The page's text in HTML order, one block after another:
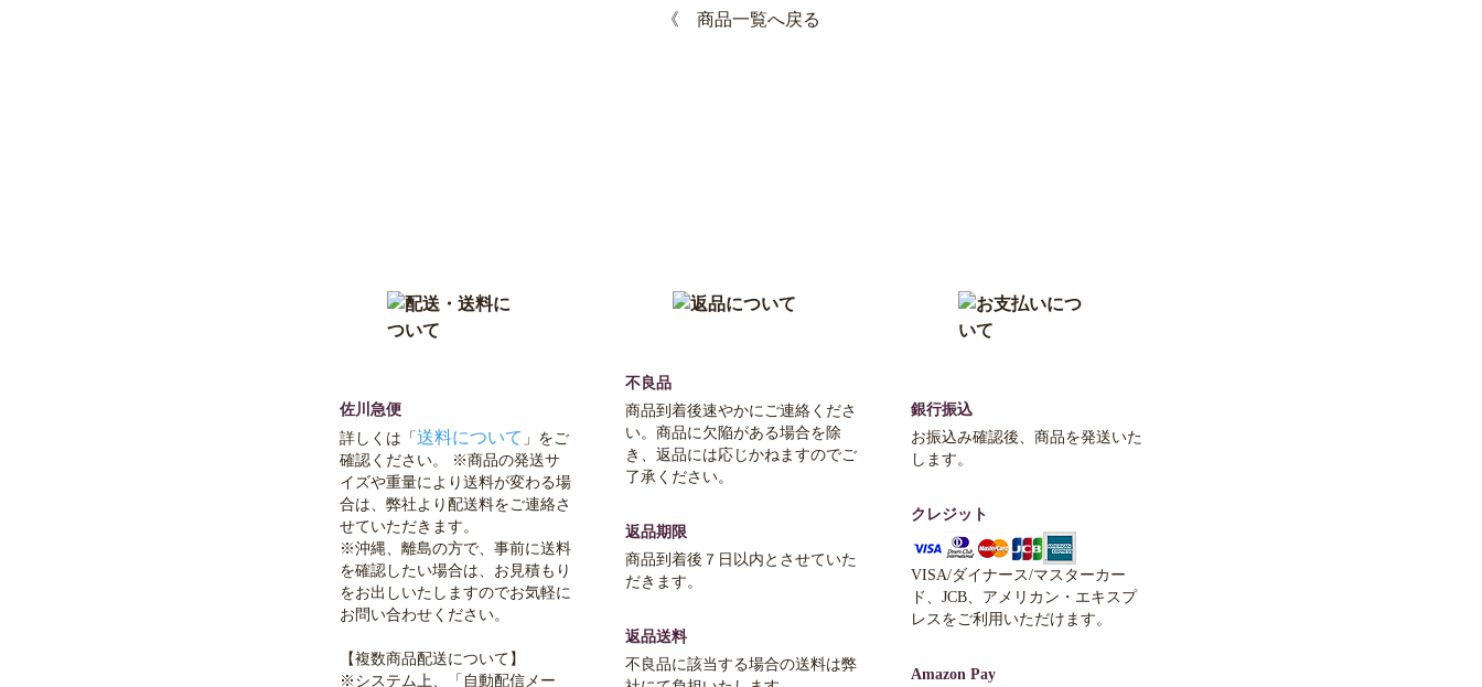
《 商品一覧へ戻る
佐川急便
詳しくは「 送料について 」をご
確認ください。 ※商品の発送サ
イズや重量により送料が変わる場
合は、弊社より配送料をご連絡さ
せていただきます。
※沖縄、離島の方で、事前に送料
を確認したい場合は、お見積もり
をお出しいたしますのでお気軽に
お問い合わせください。
【複数商品配送について】
※システム上、「自動配信メー
不良品
商品到着後速やかにご連絡くださ
い。商品に欠陥がある場合を除
き、返品には応じかねますのでご
了承ください。
返品期限
商品到着後７日以内とさせていた
だきます。
返品送料
不良品に該当する場合の送料は弊
銀行振込
お振込み確認後、商品を発送いた
します。
クレジット
VISA/ダイナース/マスターカー
ド、JCB、アメリカン・エキスプ
レスをご利用いただけます。
Amazon Pay